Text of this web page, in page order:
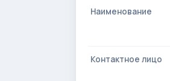
Наименование
Контактное лицо